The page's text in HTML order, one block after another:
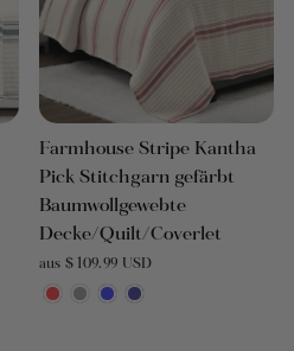
Farmhouse Stripe Kantha
Pick Stitchgarn gefärbt
Baumwollgewebte
Decke/Quilt/Coverlet
aus $ 109.99 USD